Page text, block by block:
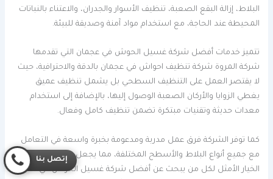
البلاط، إزالة البقع الصعبة، تنظيف الأسوار والجدران، والاعتناء بالنباتات
المحيطة عند الحاجة، مع استخدام مواد آمنة وصديقة للبيئة.
تتميز خدمات أفضل شركة غسيل الحوش في عجمان التي تقدمها
شركة المروة شركة تنظيف احواش في عجمان بالدقة والاحترافية، حيث
لا يقتصر العمل على التنظيف السطحي بل يشمل تنظيف عميق
يغطي الزوايا والأركان الصعبة الوصول إليها، بالإضافة إلى استخدام
معدات حديثة وتقنيات مبتكرة تضمن تنظيف كامل وفعال.
كما توفر الشركة فرق عمل مدربة ومدعومة بخبرة واسعة في التعامل
مع جميع أنواع البلاط والأسطح المختلفة، مما يجعل شركة المروة
الخيار الأمثل لكل من يبحث عن أفضل شركة غسيل الحوش في
إتصل بنا